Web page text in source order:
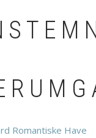
Romantiske Have